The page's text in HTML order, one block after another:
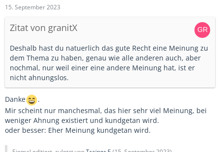
15. September 2023
Zitat von granitX
Deshalb hast du natuerlich das gute Recht eine Meinung zu
dem Thema zu haben, genau wie alle anderen auch, aber
nochmal, nur weil einer eine andere Meinung hat, ist er
nicht ahnungslos.
Danke
.
Mir scheint nur manchesmal, das hier sehr viel Meinung, bei
weniger Ahnung existiert und kundgetan wird.
oder besser: Eher Meinung kundgetan wird.